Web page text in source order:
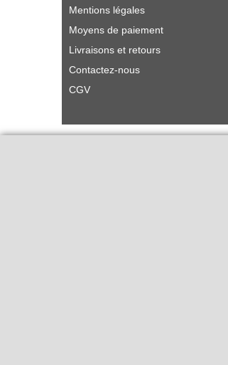
Mentions légales
Moyens de paiement
Livraisons et retours
Contactez-nous
CGV